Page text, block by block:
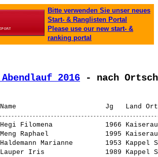
Bitte verwenden Sie unser neues
Start- & Ranglisten Portal
Please use our new start- &
ranking portal
2016 - nach
Hegi Filomena
1966
Meng Raphael
1995
Haldemann Marianne
1953
Lauper Iris
1989